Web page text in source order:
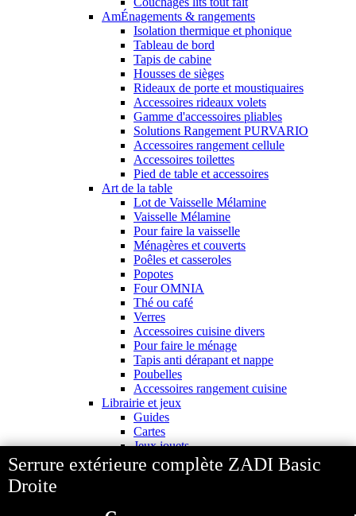
Serrure extérieure complète ZADI Basic
Droite
AmÉnagements & rangements
Isolation thermique et phonique
Tableau de bord
Tapis de cabine
Housses de sièges
Rideaux de porte et moustiquaires
Accessoires rideaux volets
Gamme d'accessoires pliables
Solutions Rangement PURVARIO
Accessoires rangement cellule
Accessoires toilettes
Pied de table et accessoires
Art de la table
Lot de Vaisselle Mélamine
Vaisselle Mélamine
Pour faire la vaisselle
Ménagères et couverts
Poêles et casseroles
Popotes
Four OMNIA
Thé ou café
Verres
Accessoires cuisine divers
Pour faire le ménage
Tapis anti dérapant et nappe
Poubelles
Accessoires rangement cuisine
Librairie et jeux
Guides
Cartes
Jeux jouets
Animaux en camping-car
J'aime Camping-car Plus